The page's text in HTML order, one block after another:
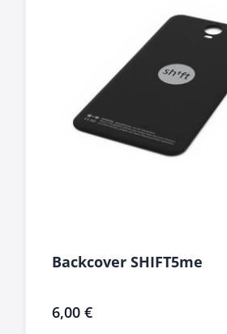
Backcover SHIFT5me
6,00 €